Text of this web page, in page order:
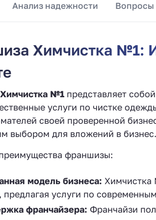
Анализ надежности Вопросы
Химчистка №1:
Химчистка №1 представляет
услуги по чистке
своей проверенной
выбором для вложений в бизнес.
франшизы:
модель бизнеса: Химчистка
предлагая услуги по
франчайзера: Франчайзи